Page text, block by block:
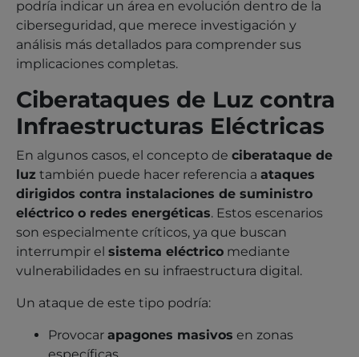
podría indicar un área en evolución dentro de la
ciberseguridad, que merece investigación y
análisis más detallados para comprender sus
implicaciones completas.
Ciberataques de Luz contra
Infraestructuras Eléctricas
En algunos casos, el concepto de ciberataque de
luz también puede hacer referencia a ataques
dirigidos contra instalaciones de suministro
eléctrico o redes energéticas. Estos escenarios
son especialmente críticos, ya que buscan
interrumpir el sistema eléctrico mediante
vulnerabilidades en su infraestructura digital.
Un ataque de este tipo podría:
Provocar apagones masivos en zonas